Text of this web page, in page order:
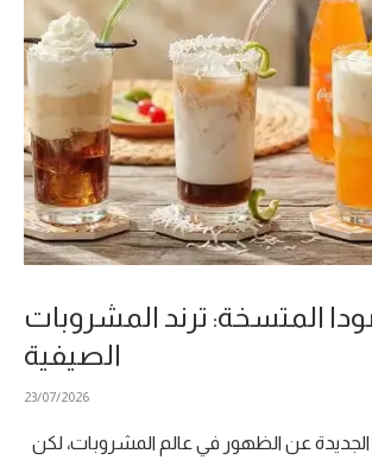
المتسخة: ترند المشروبات
الصيفية
23/07/2026
عن الظهور في عالم المشروبات، لكن